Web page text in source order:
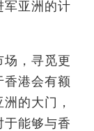
军亚洲的计
，寻觅更
港会有额
的大门，
于能够与香